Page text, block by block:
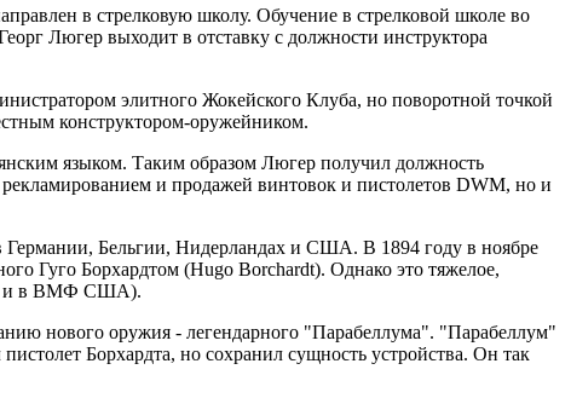
в стрелковую школу. Обучение в стрелковой школе во
Люгер выходит в отставку с должности инструктора
элитного Жокейского Клуба, но поворотной точкой
конструктором-оружейником.
языком. Таким образом Люгер получил должность
и продажей винтовок и пистолетов DWM, но и
Германии, Бельгии, Нидерландах и США. В 1894 году в ноябре
Гуго Борхардтом (Hugo Borchardt). Однако это тяжелое,
и в ВМФ США).
нового оружия - легендарного "Парабеллума". "Парабеллум"
Борхардта, но сохранил сущность устройства. Он так